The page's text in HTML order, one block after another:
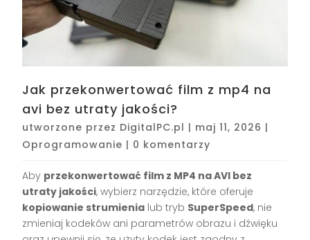
Jak przekonwertować film z mp4 na
avi bez utraty jakości?
utworzone przez DigitalPC.pl | maj 11, 2026 |
Oprogramowanie | 0 komentarzy
Aby przekonwertować film z MP4 na AVI bez
utraty jakości, wybierz narzędzie, które oferuje
kopiowanie strumienia lub tryb SuperSpeed, nie
zmieniaj kodeków ani parametrów obrazu i dźwięku